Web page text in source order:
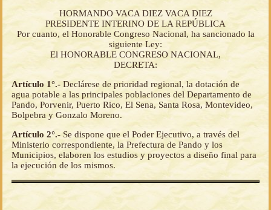
HORMANDO VACA DIEZ VACA DIEZ
PRESIDENTE INTERINO DE LA REPÚBLICA
Por cuanto, el Honorable Congreso Nacional, ha sancionado la
siguiente Ley:
El HONORABLE CONGRESO NACIONAL,
DECRETA:
Artículo 1°.- Declárese de prioridad regional, la dotación de
agua potable a las principales poblaciones del Departamento de
Pando, Porvenir, Puerto Rico, El Sena, Santa Rosa, Montevideo,
Bolpebra y Gonzalo Moreno.
Artículo 2°.- Se dispone que el Poder Ejecutivo, a través del
Ministerio correspondiente, la Prefectura de Pando y los
Municipios, elaboren los estudios y proyectos a diseño final para
la ejecución de los mismos.